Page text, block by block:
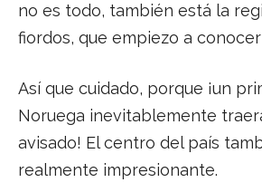
no es todo, también está la
fiordos, que empiezo a
Así que cuidado, porque ¡un
Noruega inevitablemente
avisado! El centro del país
realmente impresionante.